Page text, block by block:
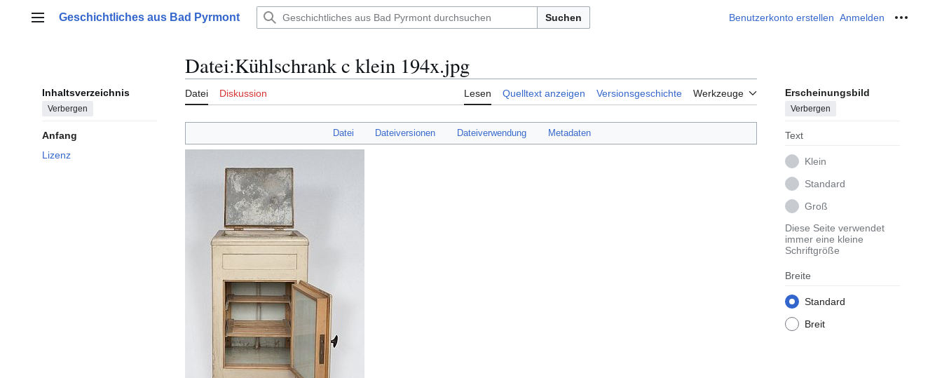
Hauptmenü
Geschichtliches aus Bad Pyrmont Suchen Benutzerkonto erstellen Anmelden Meine
Inhaltsverzeichnis
Verbergen
Anfang
Lizenz
Datei:Kühlschrank c klein 194x.jpg
Datei Diskussion Lesen Quelltext anzeigen Versionsgeschichte Werkzeuge Erscheinungsbild
Verbergen
Text
Klein
Standard
Groß
Diese Seite verwendet
immer eine kleine
Schriftgröße
Breite
Standard
Breit
Datei Dateiversionen Dateiverwendung Metadaten